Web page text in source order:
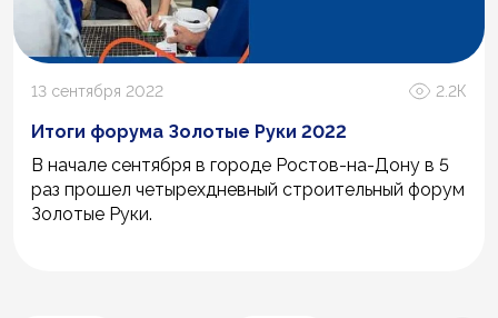
13 сентября 2022 2.2К
Итоги форума Золотые Руки 2022
В начале сентября в городе Ростов-на-Дону в 5
раз прошел четырехдневный строительный форум
Золотые Руки.